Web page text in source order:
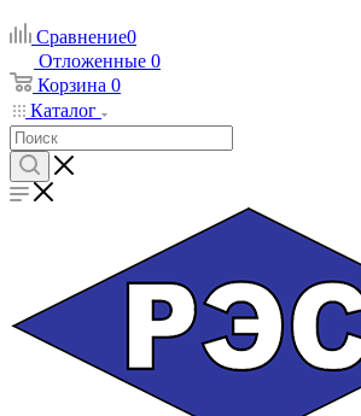
Сравнение0
Отложенные 0
Корзина 0
Каталог